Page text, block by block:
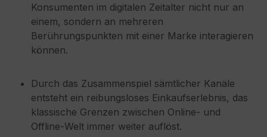
Konsumenten im digitalen Zeitalter nicht nur an
einem, sondern an mehreren
Berührungspunkten mit einer Marke interagieren
können.
Durch das Zusammenspiel sämtlicher Kanäle
entsteht ein reibungsloses Einkaufserlebnis, das
klassische Grenzen zwischen Online‑ und
Offline‑Welt immer weiter auflöst.